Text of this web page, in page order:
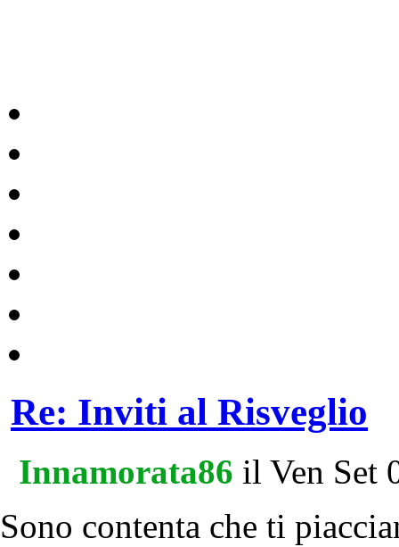
Re: Inviti al Risveglio
Innamorata86 il Ven Set
Sono contenta che ti